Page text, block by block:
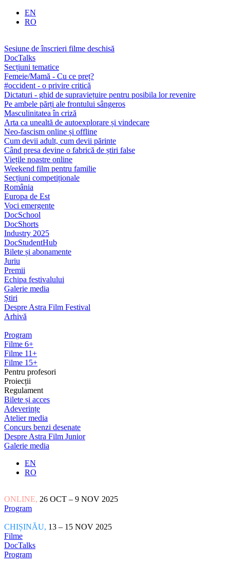
EN
RO
Sesiune de înscrieri filme deschisă
DocTalks
Secțiuni tematice
Femeie/Mamă - Cu ce preț?
#occident - o privire critică
Dictaturi - ghid de supraviețuire pentru posibila lor revenire
Pe ambele părți ale frontului sângeros
Masculinitatea în criză
Arta ca unealtă de autoexplorare și vindecare
Neo-fascism online și offline
Cum devii adult, cum devii părinte
Când presa devine o fabrică de știri false
Viețile noastre online
Weekend film pentru familie
Secțiuni competiționale
România
Europa de Est
Voci emergente
DocSchool
DocShorts
Industry 2025
DocStudentHub
Bilete și abonamente
Juriu
Premii
Echipa festivalului
Galerie media
Știri
Despre Astra Film Festival
Arhivă
Program
Filme 6+
Filme 11+
Filme 15+
Pentru profesori
Proiecții
Regulament
Bilete și acces
Adeverințe
Atelier media
Concurs benzi desenate
Despre Astra Film Junior
Galerie media
EN
RO
ONLINE, 26 OCT – 9 NOV 2025
Program
CHIȘINĂU, 13 – 15 NOV 2025
Filme
DocTalks
Program